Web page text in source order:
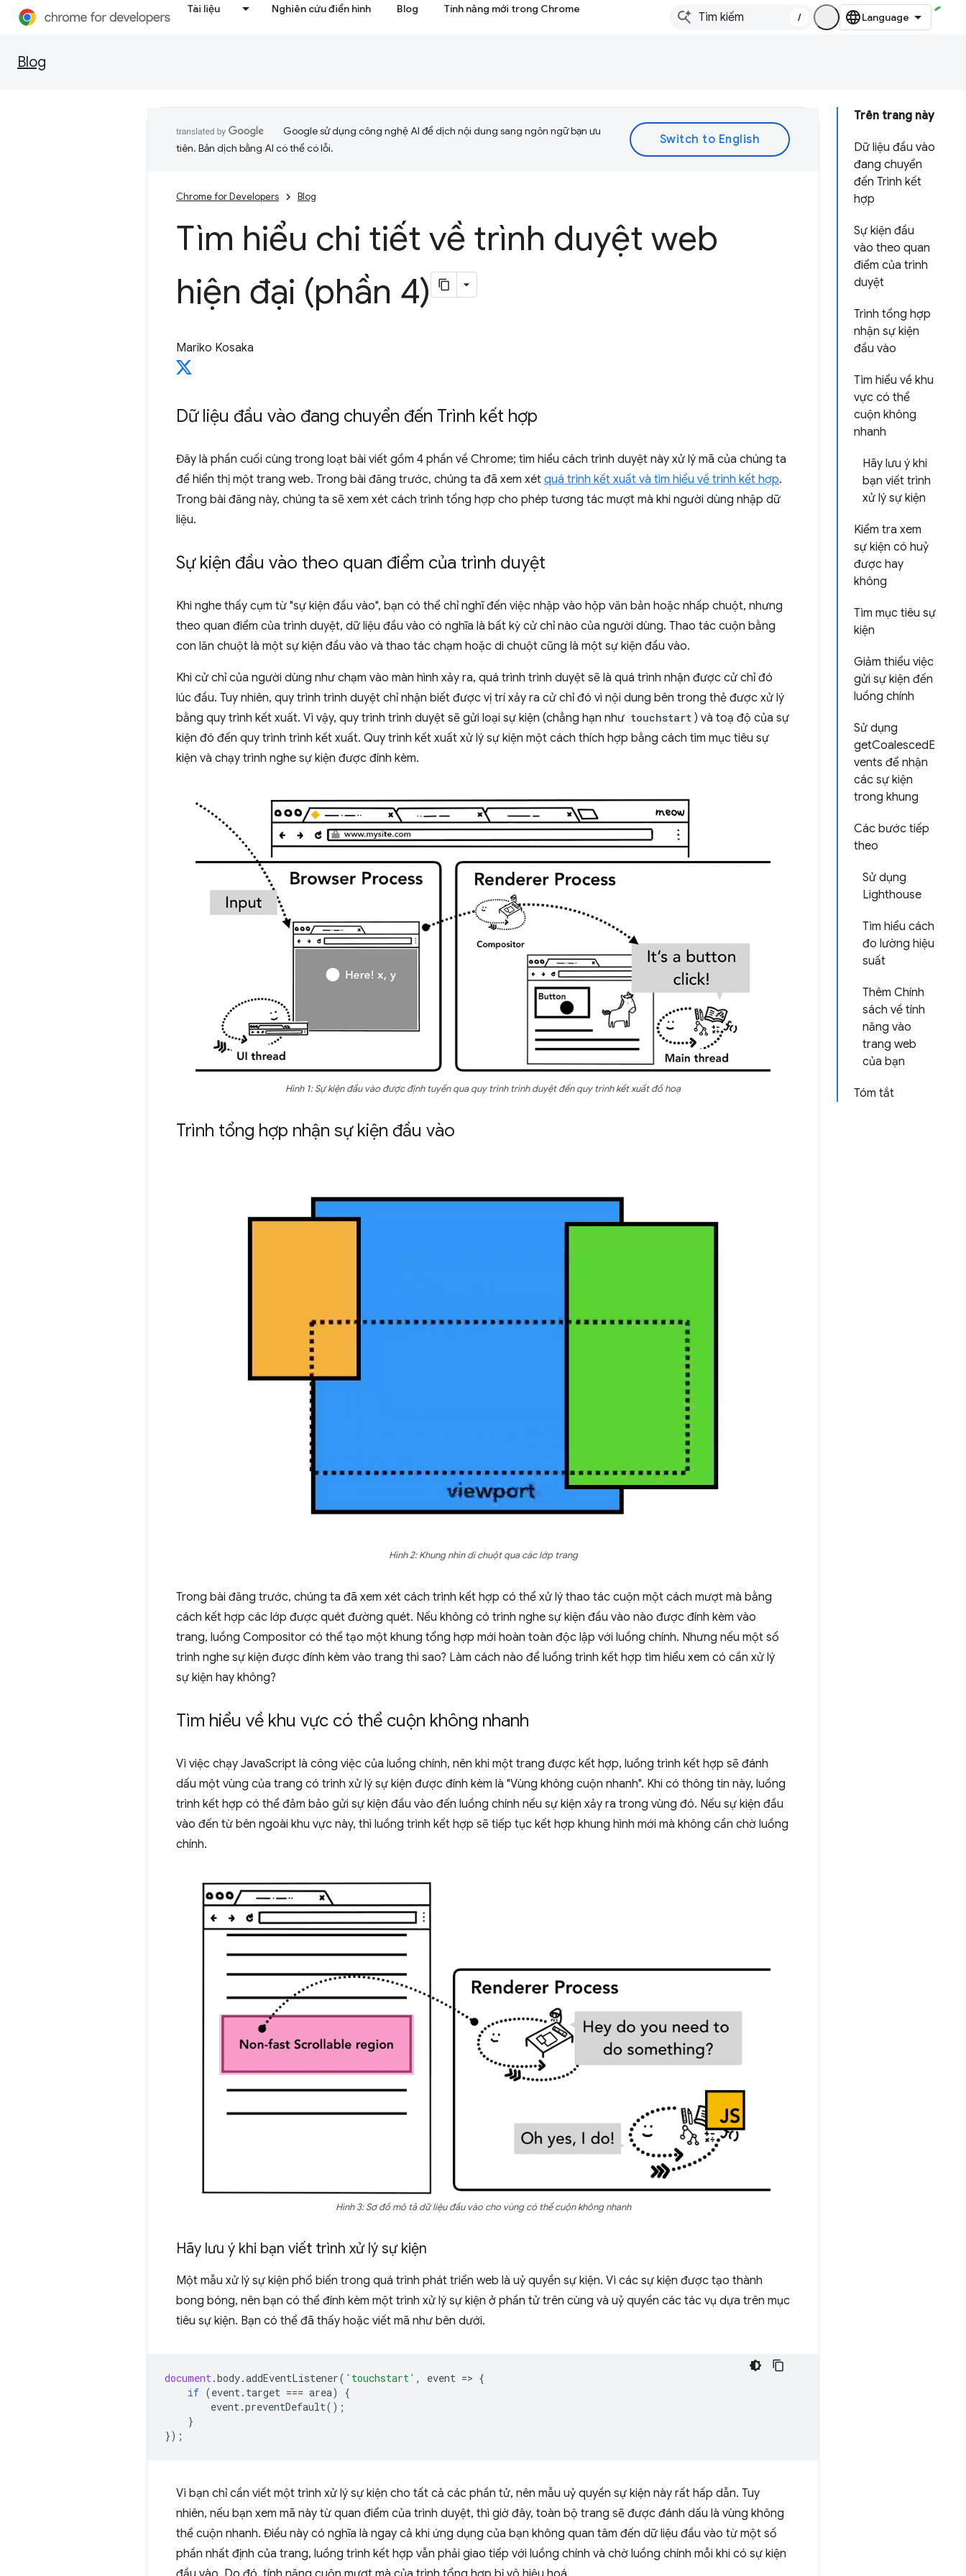
Tài liệu Nghiên cứu điển hình Blog Tính năng mới trong Chrome
/
Blog
Trên trang này
Dữ liệu đầu vào
đang chuyển
đến Trình kết
hợp
Sự kiện đầu
vào theo quan
điểm của trình
duyệt
Trình tổng hợp
nhận sự kiện
đầu vào
Tìm hiểu về khu
vực có thể
cuộn không
nhanh
Hãy lưu ý khi
bạn viết trình
xử lý sự kiện
Kiểm tra xem
sự kiện có huỷ
được hay
không
Tìm mục tiêu sự
kiện
Giảm thiểu việc
gửi sự kiện đến
luồng chính
Sử dụng
getCoalescedE
vents để nhận
các sự kiện
trong khung
Các bước tiếp
theo
Sử dụng
Lighthouse
Tìm hiểu cách
đo lường hiệu
suất
Thêm Chính
sách về tính
năng vào
trang web
của bạn
Tóm tắt
Google sử dụng công nghệ AI để dịch nội dung sang ngôn ngữ bạn ưu
tiên. Bản dịch bằng AI có thể có lỗi.
Chrome for Developers Blog
Tìm hiểu chi tiết về trình duyệt web
hiện đại (phần 4)
Mariko Kosaka
Dữ liệu đầu vào đang chuyển đến Trình kết hợp
Đây là phần cuối cùng trong loạt bài viết gồm 4 phần về Chrome; tìm hiểu cách trình duyệt này xử lý mã của chúng ta
để hiển thị một trang web. Trong bài đăng trước, chúng ta đã xem xét quá trình kết xuất và tìm hiểu về trình kết hợp.
Trong bài đăng này, chúng ta sẽ xem xét cách trình tổng hợp cho phép tương tác mượt mà khi người dùng nhập dữ
liệu.
Sự kiện đầu vào theo quan điểm của trình duyệt
Khi nghe thấy cụm từ "sự kiện đầu vào", bạn có thể chỉ nghĩ đến việc nhập vào hộp văn bản hoặc nhấp chuột, nhưng
theo quan điểm của trình duyệt, dữ liệu đầu vào có nghĩa là bất kỳ cử chỉ nào của người dùng. Thao tác cuộn bằng
con lăn chuột là một sự kiện đầu vào và thao tác chạm hoặc di chuột cũng là một sự kiện đầu vào.
Khi cử chỉ của người dùng như chạm vào màn hình xảy ra, quá trình trình duyệt sẽ là quá trình nhận được cử chỉ đó
lúc đầu. Tuy nhiên, quy trình trình duyệt chỉ nhận biết được vị trí xảy ra cử chỉ đó vì nội dung bên trong thẻ được xử lý
bằng quy trình kết xuất. Vì vậy, quy trình trình duyệt sẽ gửi loại sự kiện (chẳng hạn như touchstart ) và toạ độ của sự
kiện đó đến quy trình trình kết xuất. Quy trình kết xuất xử lý sự kiện một cách thích hợp bằng cách tìm mục tiêu sự
kiện và chạy trình nghe sự kiện được đính kèm.
Hình 1: Sự kiện đầu vào được định tuyến qua quy trình trình duyệt đến quy trình kết xuất đồ hoạ
Trình tổng hợp nhận sự kiện đầu vào
Hình 2: Khung nhìn di chuột qua các lớp trang
Trong bài đăng trước, chúng ta đã xem xét cách trình kết hợp có thể xử lý thao tác cuộn một cách mượt mà bằng
cách kết hợp các lớp được quét đường quét. Nếu không có trình nghe sự kiện đầu vào nào được đính kèm vào
trang, luồng Compositor có thể tạo một khung tổng hợp mới hoàn toàn độc lập với luồng chính. Nhưng nếu một số
trình nghe sự kiện được đính kèm vào trang thì sao? Làm cách nào để luồng trình kết hợp tìm hiểu xem có cần xử lý
sự kiện hay không?
Tìm hiểu về khu vực có thể cuộn không nhanh
Vì việc chạy JavaScript là công việc của luồng chính, nên khi một trang được kết hợp, luồng trình kết hợp sẽ đánh
dấu một vùng của trang có trình xử lý sự kiện được đính kèm là "Vùng không cuộn nhanh". Khi có thông tin này, luồng
trình kết hợp có thể đảm bảo gửi sự kiện đầu vào đến luồng chính nếu sự kiện xảy ra trong vùng đó. Nếu sự kiện đầu
vào đến từ bên ngoài khu vực này, thì luồng trình kết hợp sẽ tiếp tục kết hợp khung hình mới mà không cần chờ luồng
chính.
Hình 3: Sơ đồ mô tả dữ liệu đầu vào cho vùng có thể cuộn không nhanh
Hãy lưu ý khi bạn viết trình xử lý sự kiện
Một mẫu xử lý sự kiện phổ biến trong quá trình phát triển web là uỷ quyền sự kiện. Vì các sự kiện được tạo thành
bong bóng, nên bạn có thể đính kèm một trình xử lý sự kiện ở phần tử trên cùng và uỷ quyền các tác vụ dựa trên mục
tiêu sự kiện. Bạn có thể đã thấy hoặc viết mã như bên dưới.
document .body.addEventListener( 'touchstart' , event => {
if (event . target === area)
{
event .preventDefault();
}
});
Vì bạn chỉ cần viết một trình xử lý sự kiện cho tất cả các phần tử, nên mẫu uỷ quyền sự kiện này rất hấp dẫn. Tuy
nhiên, nếu bạn xem mã này từ quan điểm của trình duyệt, thì giờ đây, toàn bộ trang sẽ được đánh dấu là vùng không
thể cuộn nhanh. Điều này có nghĩa là ngay cả khi ứng dụng của bạn không quan tâm đến dữ liệu đầu vào từ một số
phần nhất định của trang, luồng trình kết hợp vẫn phải giao tiếp với luồng chính và chờ luồng chính mỗi khi có sự kiện